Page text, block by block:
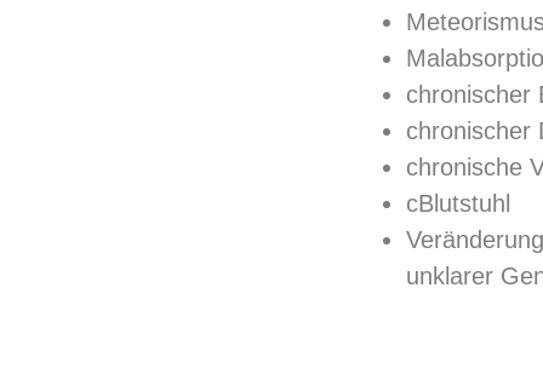
chronischer
chronischer
chronische
cBlutstuhl
unklarer